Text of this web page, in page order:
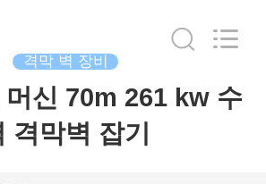
격막 벽 장비
머신 70m 261 kw 수
격막벽 잡기